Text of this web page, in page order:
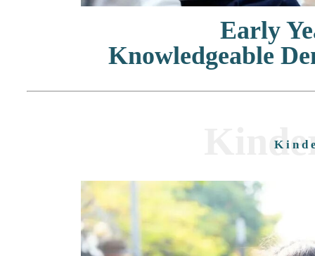
Early
Knowledgeable